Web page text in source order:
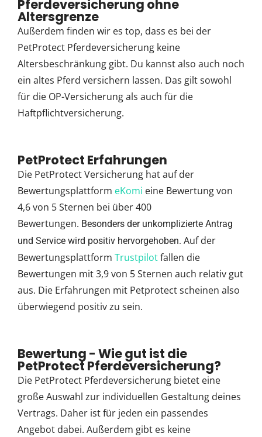
Pferdeversicherung ohne
Altersgrenze
Außerdem finden wir es top, dass es bei der
PetProtect Pferdeversicherung keine
Altersbeschränkung gibt. Du kannst also auch noch
ein altes Pferd versichern lassen. Das gilt sowohl
für die OP-Versicherung als auch für die
Haftpflichtversicherung.
PetProtect Erfahrungen
Die PetProtect Versicherung hat auf der
Bewertungsplattform eKomi eine Bewertung von
4,6 von 5 Sternen bei über 400
Bewertungen. Besonders der unkomplizierte Antrag
und Service wird positiv hervorgehoben. Auf der
Bewertungsplattform Trustpilotfallen die
Bewertungen mit 3,9 von 5 Sternen auch relativ gut
aus. Die Erfahrungen mit Petprotect scheinen also
überwiegend positiv zu sein.
Bewertung - Wie gut ist die
PetProtect Pferdeversicherung?
Die PetProtect Pferdeversicherung bietet eine
große Auswahl zur individuellen Gestaltung deines
Vertrags. Daher ist für jeden ein passendes
Angebot dabei. Außerdem gibt es keine